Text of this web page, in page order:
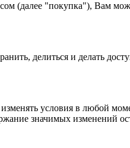
(далее "покупка"), Вам
делиться и делать
условия в любой
значимых изменений